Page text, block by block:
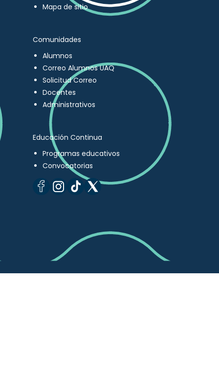
Mapa de sitio
Comunidades
Alumnos
Correo Alumnos UAQ
Solicitud Correo
Docentes
Administrativos
Educación Continua
Programas educativos
Convocatorias